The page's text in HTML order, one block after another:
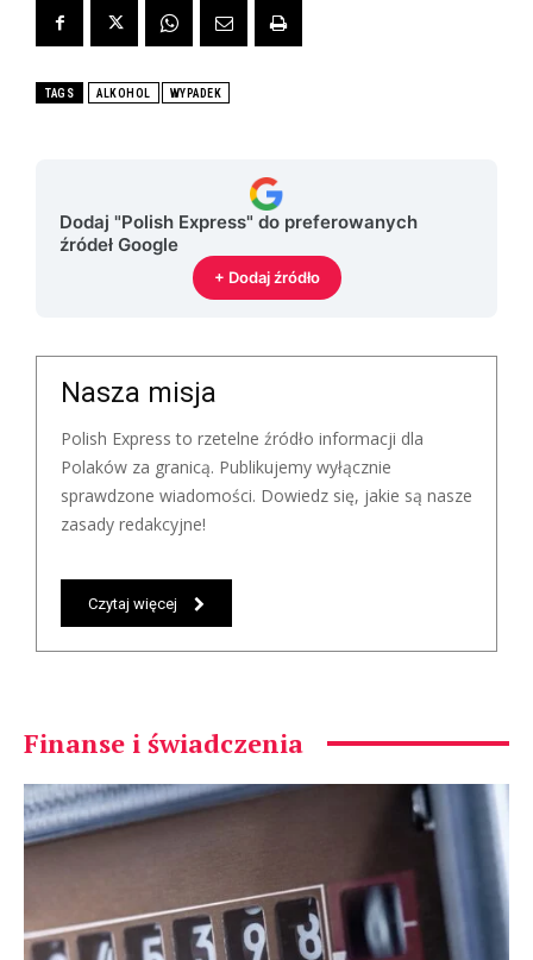
TAGS ALKOHOL WYPADEK
Dodaj "Polish Express" do preferowanych
źródeł Google
+ Dodaj źródło
Nasza misja
Polish Express to rzetelne źródło informacji dla
Polaków za granicą. Publikujemy wyłącznie
sprawdzone wiadomości. Dowiedz się, jakie są nasze
zasady redakcyjne!
Czytaj więcej
Finanse i świadczenia